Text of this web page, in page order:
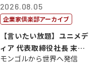
2026.08.05
企業家倶楽部アーカイブ
【言いたい放題】ユニメデ
ィア 代表取締役社長 末田
真
モンゴルから世界へ発信